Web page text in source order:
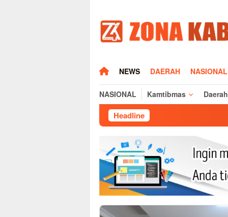
konten
HOMENEWS DAERAH NASIONAL
NASIONAL Kamtibmas Daerah
Headline Silaturahmi